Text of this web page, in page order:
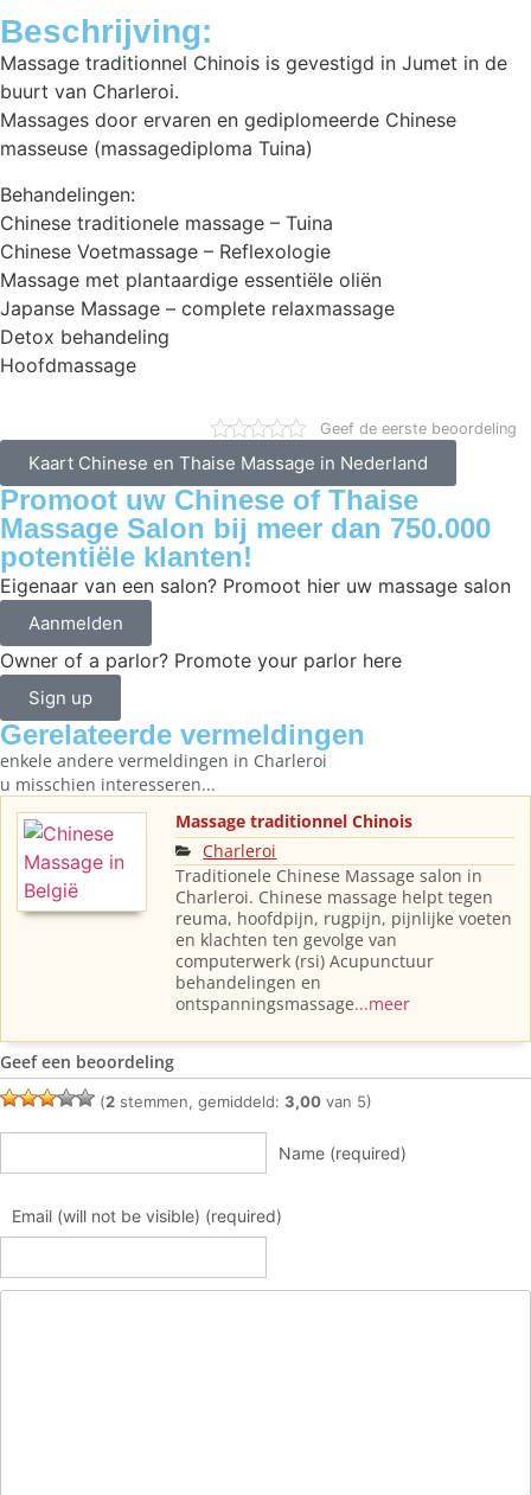
Beschrijving:
Massage traditionnel Chinois is gevestigd in Jumet in de
buurt van Charleroi.
Massages door ervaren en gediplomeerde Chinese
masseuse (massagediploma Tuina)
Behandelingen:
Chinese traditionele massage – Tuina
Chinese Voetmassage – Reflexologie
Massage met plantaardige essentiële oliën
Japanse Massage – complete relaxmassage
Detox behandeling
Hoofdmassage
Geef de eerste beoordeling
Kaart Chinese en Thaise Massage in Nederland
Promoot uw Chinese of Thaise
Massage Salon bij meer dan 750.000
potentiële klanten!
Eigenaar van een salon? Promoot hier uw massage salon
Aanmelden
Owner of a parlor? Promote your parlor here
Sign up
Gerelateerde vermeldingen
enkele andere vermeldingen in Charleroi
u misschien interesseren...
Massage traditionnel Chinois
Charleroi
Traditionele Chinese Massage salon in
Charleroi. Chinese massage helpt tegen
reuma, hoofdpijn, rugpijn, pijnlijke voeten
en klachten ten gevolge van
computerwerk (rsi) Acupunctuur
behandelingen en
ontspanningsmassage...meer
Geef een beoordeling
(2 stemmen, gemiddeld: 3,00 van 5)
Name (required)
Email (will not be visible) (required)